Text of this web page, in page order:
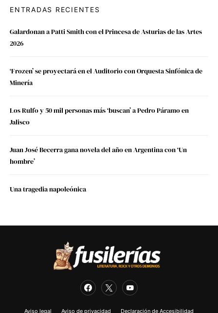
ENTRADAS RECIENTES
Galardonan a Patti Smith con el Princesa de Asturias de las Artes
2026
‘Frozen’ se proyectará en el Auditorio con Orquesta Sinfónica de
Minería
Los Rulfo y 50 mil personas más ‘buscan’ a Pedro Páramo en
Jalisco
Juan José Becerra gana novela del año en Argentina con ‘Un
hombre’
Una tragedia napoleónica
Aviso legal Aviso de privacidad Declaración de Accesibilidad